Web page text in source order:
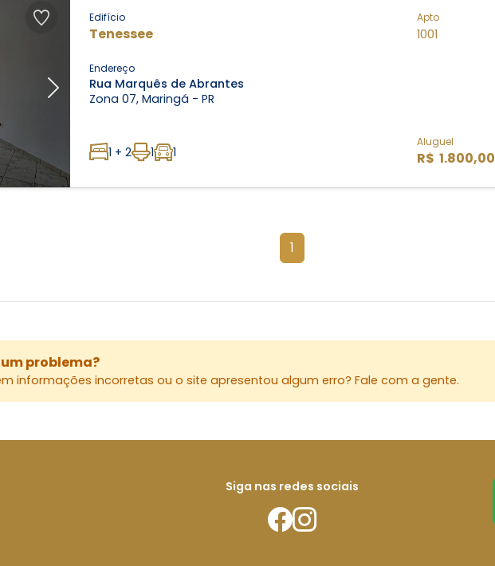
Next
Edifício
Tenessee
Endereço
Rua Marquês de Abrantes
Zona 07, Maringá - PR
1 + 2 1 1
Aluguel
R$ 1.800,00
Apto
1001
1
problema?
informações incorretas ou o site apresentou algum erro? Fale com a gente.
Siga nas redes sociais